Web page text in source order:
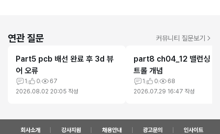
연관 질문 커뮤니티 질문보기
Part5 pcb 배선 완료 후 3d 뷰
어 오류
1 0
67
2026.08.02 20:05 작성
part8 ch04_12 밸런싱 좌
트롤 개념
1 0
68
2026.07.29 16:47 작성
회사소개 강사지원 채용안내 광고문의 인사이트